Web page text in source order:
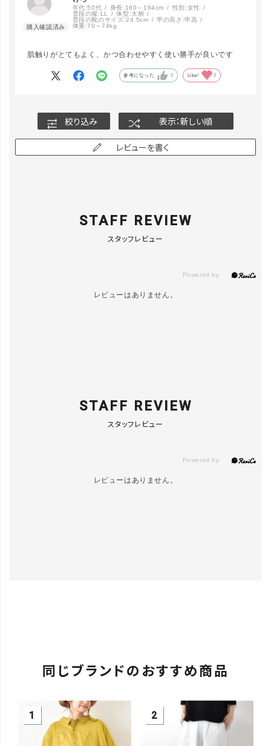
CAM／F
年代:50代 身長: 160～164cm 性別:女性
普段の服: LL 体型:大柄
普段の靴のサイズ:24.5cm 甲の高さ:甲高
体重:70～74kg
肌触りがとてもよく、かつ合わせやすく使い勝手が良いです
参考になった 0 Like! 0
絞り込み 表示：新しい順
レビューを書く
STAFF REVIEW
スタッフレビュー
レビューはありません。
STAFF REVIEW
スタッフレビュー
レビューはありません。
同じブランドのおすすめ商品